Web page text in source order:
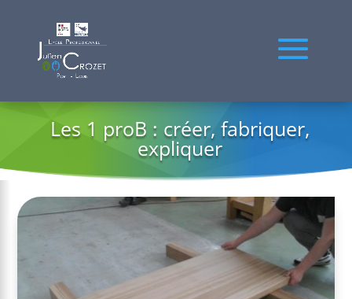
Les 1 proB : créer, fabriquer,
expliquer